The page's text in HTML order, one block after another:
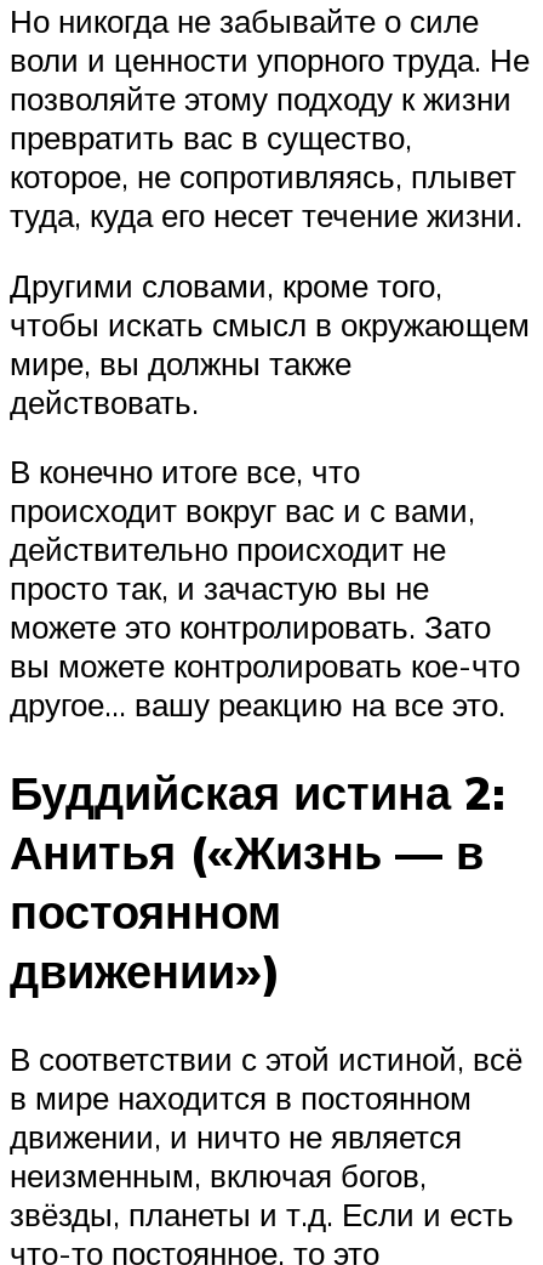
Но никогда не забывайте о силе
воли и ценности упорного труда. Не
позволяйте этому подходу к жизни
превратить вас в существо,
которое, не сопротивляясь, плывет
туда, куда его несет течение жизни.
Другими словами, кроме того,
чтобы искать смысл в окружающем
мире, вы должны также
действовать.
В конечно итоге все, что
происходит вокруг вас и с вами,
действительно происходит не
просто так, и зачастую вы не
можете это контролировать. Зато
вы можете контролировать кое-что
другое… вашу реакцию на все это.
Буддийская истина 2:
Анитья («Жизнь — в
постоянном
движении»)
В соответствии с этой истиной, всё
в мире находится в постоянном
движении, и ничто не является
неизменным, включая богов,
звёзды, планеты и т.д. Если и есть
что-то постоянное, то это